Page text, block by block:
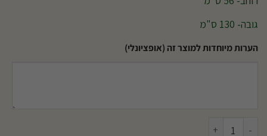
גובה- 130 ס"מ
הערות מיוחדות למוצר זה (אופציונלי)